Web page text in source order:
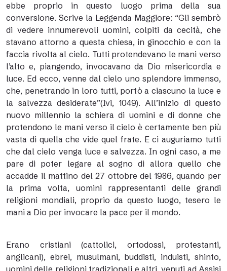
ebbe proprio in questo luogo prima della sua
conversione. Scrive la Leggenda Maggiore: “Gli sembrò
di vedere innumerevoli uomini, colpiti da cecità, che
stavano attorno a questa chiesa, in ginocchio e con la
faccia rivolta al cielo. Tutti protendevano le mani verso
l’alto e, piangendo, invocavano da Dio misericordia e
luce. Ed ecco, venne dal cielo uno splendore immenso,
che, penetrando in loro tutti, portò a ciascuno la luce e
la salvezza desiderate”(Ivi, 1049). All’inizio di questo
nuovo millennio la schiera di uomini e di donne che
protendono le mani verso il cielo è certamente ben più
vasta di quella che vide quel frate. E ci auguriamo tutti
che dal cielo venga luce e salvezza. In ogni caso, a me
pare di poter legare al sogno di allora quello che
accadde il mattino del 27 ottobre del 1986, quando per
la prima volta, uomini rappresentanti delle grandi
religioni mondiali, proprio da questo luogo, tesero le
mani a Dio per invocare la pace per il mondo.
Erano cristiani (cattolici, ortodossi, protestanti,
anglicani), ebrei, musulmani, buddisti, induisti, shinto,
uomini delle religioni tradizionali e altri, venuti ad Assisi